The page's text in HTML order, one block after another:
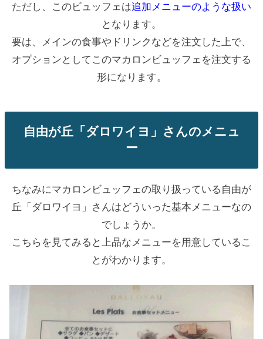
ただし、このビュッフェは追加メニューのような扱い
となります。
要は、メインの食事やドリンクなどを注文した上で、
オプションとしてこのマカロンビュッフェを注文する
形になります。
自由が丘「ダロワイヨ」さんのメニュ
ー
ちなみにマカロンビュッフェの取り扱っている自由が
丘「ダロワイヨ」さんはどういった基本メニューなの
でしょうか。
こちらを見てみると上品なメニューを用意しているこ
とがわかります。